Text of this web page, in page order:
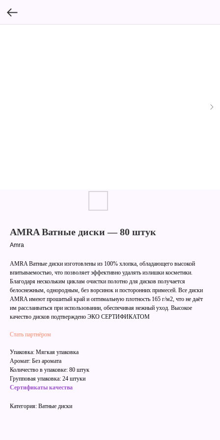
AMRA Ватные диски — 80 штук
Amra
AMRA Ватные диски изготовлены из 100% хлопка, обладающего высокой
впитываемостью, что позволяет эффективно удалять излишки косметики.
Благодаря нескольким циклам очистки полотно для дисков получается
белоснежным, однородным, без ворсинок и посторонних примесей. Все диски
AMRA имеют прошитый край и оптимальную плотность 165 г/м2, что не даёт
им расслаиваться при использовании, обеспечивая нежный уход. Высокое
качество дисков подтверждено ЭКО СЕРТИФИКАТОМ
Стать партнёром
Упаковка: Мягкая упаковка
Аромат: Без аромата
Количество в упаковке: 80 штук
Групповая упаковка: 24 штуки
Сертификаты качества
Категория: Ватные диски